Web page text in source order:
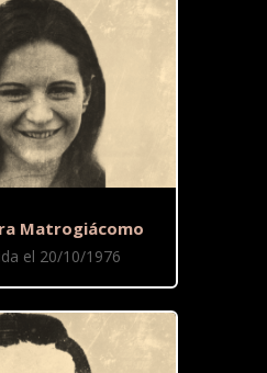
Matrogiácomo
el 20/10/1976